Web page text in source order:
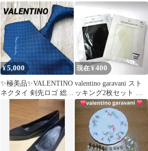
¥5,000
✨極美品✨VALENTINO
ネクタイ 剣先ロゴ 総柄
ネイビー シルク100%
現在 ¥ 400
valentino garavani スト
ッキング2枚セット M-L
M137